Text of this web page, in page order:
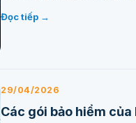
Đọc tiếp →
29/04/2026
Các gói bảo hiểm